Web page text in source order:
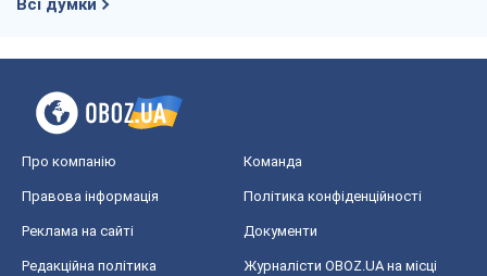
Всі думки
Про компанію Команда
Правова інформація Політика конфіденційності
Реклама на сайті Документи
Редакційна політика
Журналісти OBOZ.UA на місці